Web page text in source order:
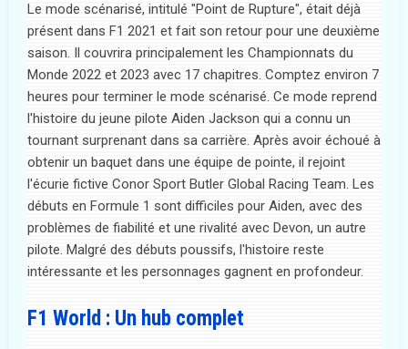
Le mode scénarisé, intitulé "Point de Rupture", était déjà
présent dans F1 2021 et fait son retour pour une deuxième
saison. Il couvrira principalement les Championnats du
Monde 2022 et 2023 avec 17 chapitres. Comptez environ 7
heures pour terminer le mode scénarisé. Ce mode reprend
l'histoire du jeune pilote Aiden Jackson qui a connu un
tournant surprenant dans sa carrière. Après avoir échoué à
obtenir un baquet dans une équipe de pointe, il rejoint
l'écurie fictive Conor Sport Butler Global Racing Team. Les
débuts en Formule 1 sont difficiles pour Aiden, avec des
problèmes de fiabilité et une rivalité avec Devon, un autre
pilote. Malgré des débuts poussifs, l'histoire reste
intéressante et les personnages gagnent en profondeur.
F1 World : Un hub complet